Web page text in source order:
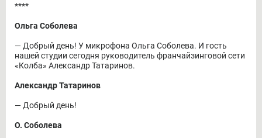
****
Ольга Соболева
― Добрый день! У микрофона Ольга Соболева. И гость
нашей студии сегодня руководитель франчайзинговой сети
«Колба» Александр Татаринов.
Александр Татаринов
― Добрый день!
О. Соболева